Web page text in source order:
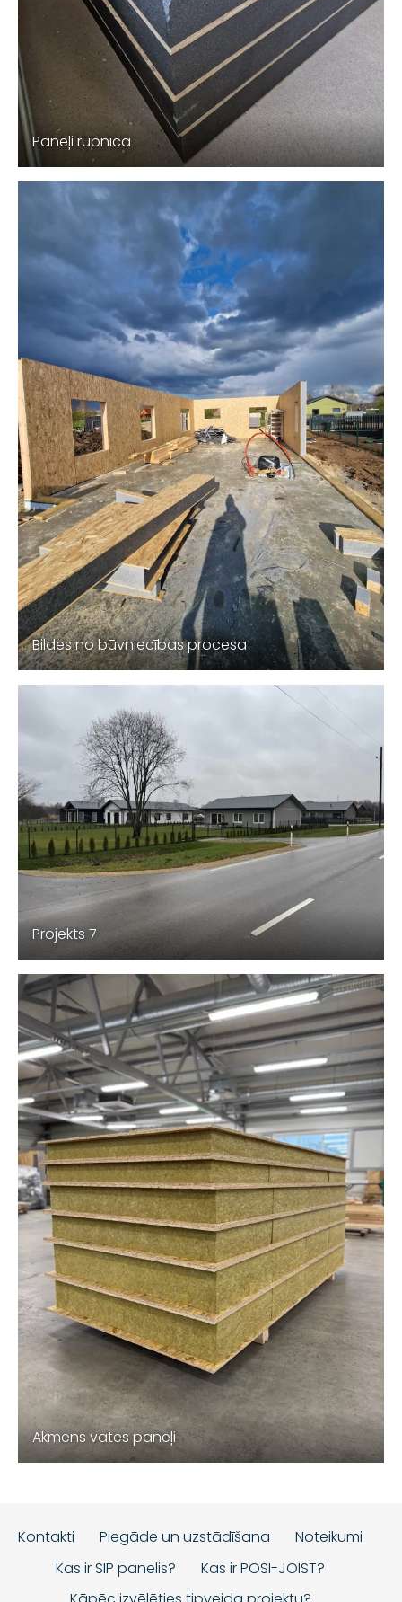
Paneļi rūpnīcā
Bildes no būvniecības procesa
Projekts 7
Akmens vates paneļi
Kontakti Piegāde un uzstādīšana
Noteikumi
Kas ir SIP panelis?
Kas ir POSI-JOIST?